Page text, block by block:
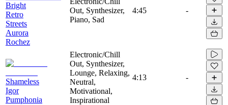
Bright
Retro
Streets
Aurora
Rochez
Out, Synthesizer,
Piano, Sad
4:45 -
Shameless
Igor
Pumphonia
Electronic/Chill
Out, Synthesizer,
Lounge, Relaxing,
Neutral,
Motivational,
Inspirational
4:13 -